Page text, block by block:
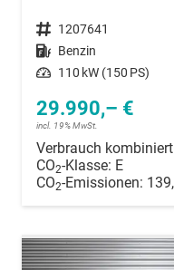
Fahrzeugnummer 1207641
Kraftstoff Benzin
Leistung 110 kW (150 PS)
29.990,– €
incl. 19% MwSt.
Verbrauch
CO2-Klasse: E
CO2-Emissionen: